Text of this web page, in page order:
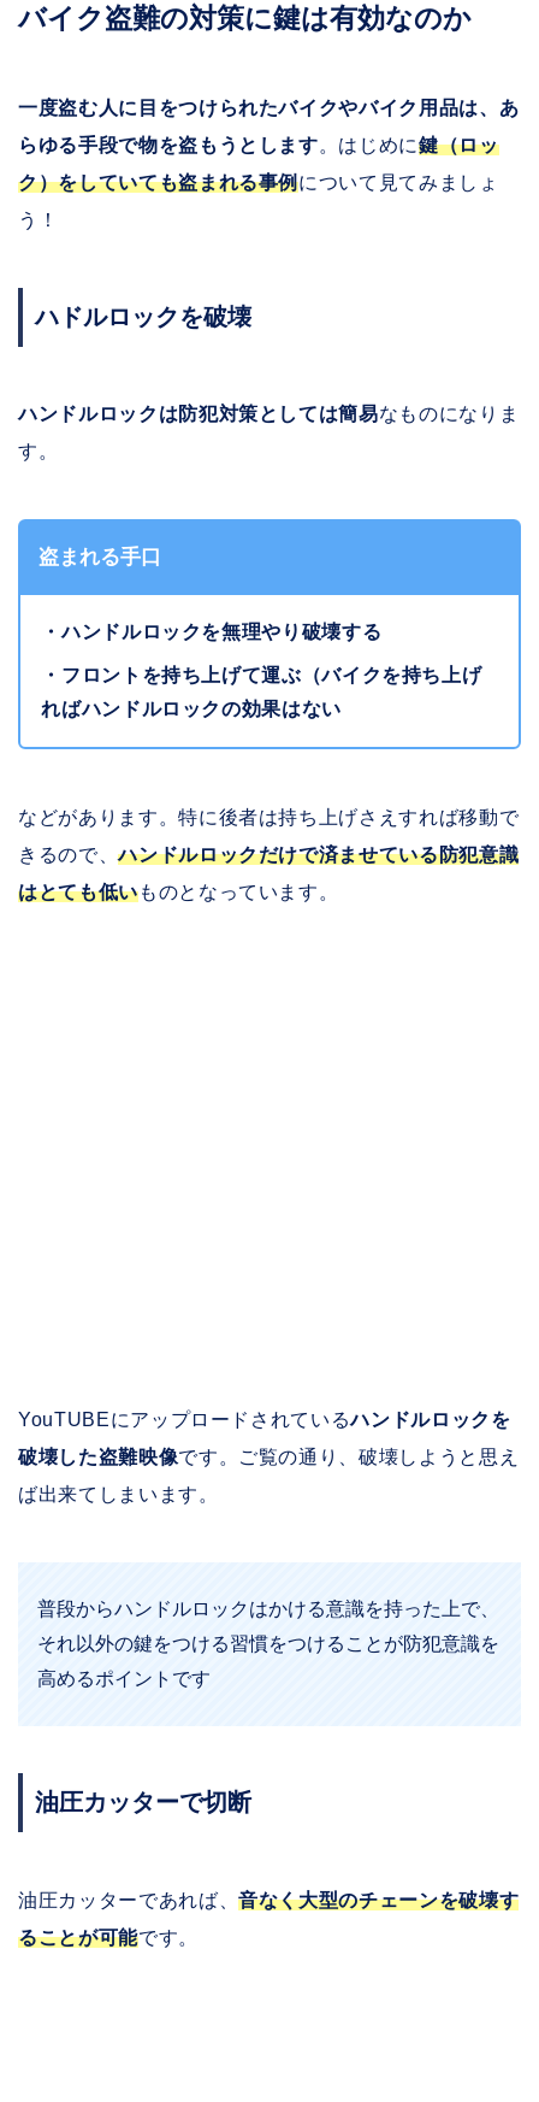
バイク盗難の対策に鍵は有効なのか
一度盗む人に目をつけられたバイクやバイク用品は、あ
らゆる手段で物を盗もうとします。はじめに鍵（ロッ
ク）をしていても盗まれる事例について見てみましょ
う！
ハドルロックを破壊
ハンドルロックは防犯対策としては簡易なものになりま
す。
盗まれる手口
・ハンドルロックを無理やり破壊する
・フロントを持ち上げて運ぶ（バイクを持ち上げ
ればハンドルロックの効果はない
などがあります。特に後者は持ち上げさえすれば移動で
きるので、ハンドルロックだけで済ませている防犯意識
はとても低いものとなっています。
YouTUBEにアップロードされているハンドルロックを
破壊した盗難映像です。ご覧の通り、破壊しようと思え
ば出来てしまいます。
普段からハンドルロックはかける意識を持った上で、
それ以外の鍵をつける習慣をつけることが防犯意識を
高めるポイントです
油圧カッターで切断
油圧カッターであれば、音なく大型のチェーンを破壊す
ることが可能です。